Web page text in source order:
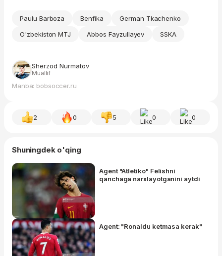
Paulu Barboza Benfika
German Tkachenko
O'zbekiston MTJ
Abbos Fayzullayev SSKA
Sherzod Nurmatov
Muallif
Manba: bobsoccer.ru
2 0 5 0 0
Shuningdek o'qing
Agent "Atletiko" Felishni
qanchaga narxlayotganini aytdi
Agent: "Ronaldu ketmasa kerak"